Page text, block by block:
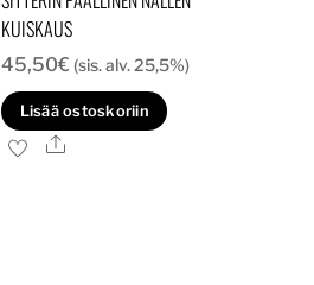
KUISKAUS
45,50€ (sis. alv. 25,5%)
Lisää ostoskoriin
Ale